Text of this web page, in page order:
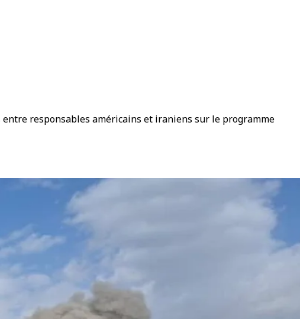
responsables américains et iraniens sur le programme